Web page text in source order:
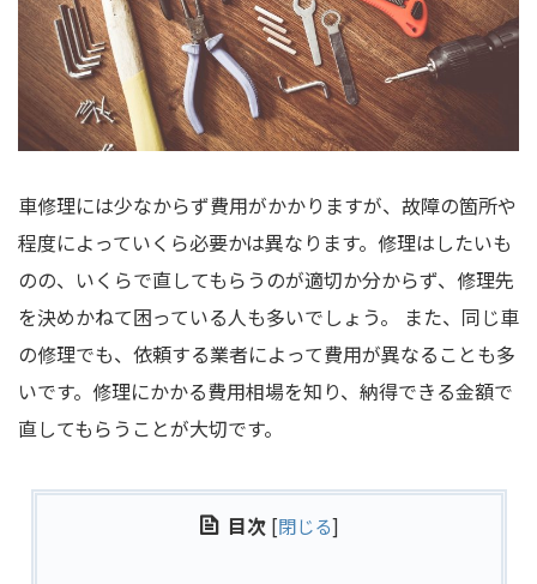
車修理には少なからず費用がかかりますが、故障の箇所や
程度によっていくら必要かは異なります。修理はしたいも
のの、いくらで直してもらうのが適切か分からず、修理先
を決めかねて困っている人も多いでしょう。 また、同じ車
の修理でも、依頼する業者によって費用が異なることも多
いです。修理にかかる費用相場を知り、納得できる金額で
直してもらうことが大切です。
目次 [閉じる]